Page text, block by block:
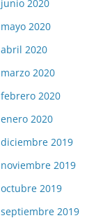
junio 2020
mayo 2020
abril 2020
marzo 2020
febrero 2020
enero 2020
diciembre 2019
noviembre 2019
octubre 2019
septiembre 2019